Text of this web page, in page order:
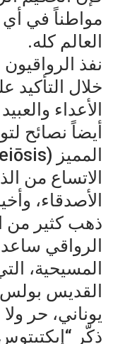
مواطناً في أي
العالم كله.
نفذ
خلال
الأعداء
أيضاً نصائح
الاتساع من
الأصدقاء،
ذهب كثير من
الرواقي
المسيحية،
القديس
يوناني، حر